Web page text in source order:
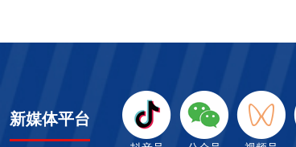
新媒体平台